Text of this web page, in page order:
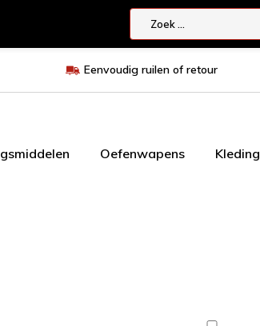
Eenvoudig ruilen of retour
Oefenwapens Kleding